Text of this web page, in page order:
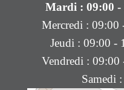
Mardi : 09:00 -
Mercredi : 09:00
Jeudi : 09:00 -
Vendredi :
Samedi